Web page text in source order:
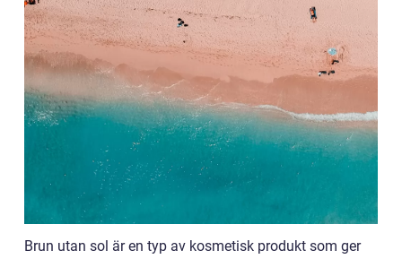
Brun utan sol är en typ av kosmetisk produkt som ger